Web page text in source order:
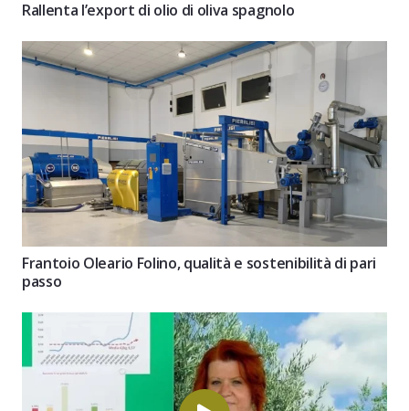
Rallenta l’export di olio di oliva spagnolo
Frantoio Oleario Folino, qualità e sostenibilità di pari
passo